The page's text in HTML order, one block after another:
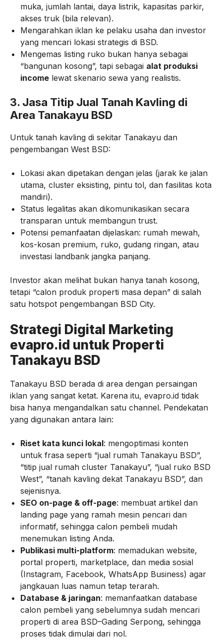
muka, jumlah lantai, daya listrik, kapasitas parkir,
akses truk (bila relevan).
Mengarahkan iklan ke pelaku usaha dan investor
yang mencari lokasi strategis di BSD.
Mengemas listing ruko bukan hanya sebagai
“bangunan kosong”, tapi sebagai alat produksi
incomelewat skenario sewa yang realistis.
3. Jasa Titip Jual Tanah Kavling di
Area Tanakayu BSD
Untuk tanah kavling di sekitar Tanakayu dan
pengembangan West BSD:
Lokasi akan dipetakan dengan jelas (jarak ke jalan
utama, cluster eksisting, pintu tol, dan fasilitas kota
mandiri).
Status legalitas akan dikomunikasikan secara
transparan untuk membangun trust.
Potensi pemanfaatan dijelaskan: rumah mewah,
kos-kosan premium, ruko, gudang ringan, atau
investasi landbank jangka panjang.
Investor akan melihat bukan hanya tanah kosong,
tetapi “calon produk properti masa depan” di salah
satu hotspot pengembangan BSD City.
Strategi Digital Marketing
evapro.id untuk Properti
Tanakayu BSD
Tanakayu BSD berada di area dengan persaingan
iklan yang sangat ketat. Karena itu, evapro.id tidak
bisa hanya mengandalkan satu channel. Pendekatan
yang digunakan antara lain:
Riset kata kunci lokal: mengoptimasi konten
untuk frasa seperti “jual rumah Tanakayu BSD”,
“titip jual rumah cluster Tanakayu”, “jual ruko BSD
West”, “tanah kavling dekat Tanakayu BSD”, dan
sejenisnya.
SEO on-page & off-page: membuat artikel dan
landing page yang ramah mesin pencari dan
informatif, sehingga calon pembeli mudah
menemukan listing Anda.
Publikasi multi-platform: memadukan website,
portal properti, marketplace, dan media sosial
(Instagram, Facebook, WhatsApp Business) agar
jangkauan luas namun tetap terarah.
Database & jaringan: memanfaatkan database
calon pembeli yang sebelumnya sudah mencari
properti di area BSD–Gading Serpong, sehingga
proses tidak dimulai dari nol.